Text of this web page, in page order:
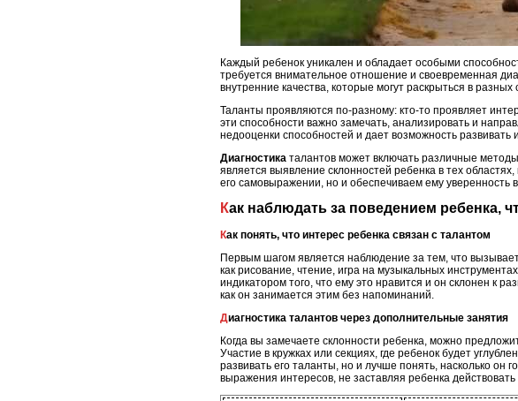
Каждый ребенок уникален и обладает особыми
требуется внимательное отношение и своевременная
внутренние качества, которые могут раскрыться в разных
Таланты проявляются по-разному: кто-то проявляет
эти способности важно замечать, анализировать и
недооценки способностей и дает возможность развивать
Диагностика талантов может включать различные
является выявление склонностей ребенка в тех
его самовыражении, но и обеспечиваем ему уверенность
Как наблюдать за поведением
Как понять, что интерес ребенка связан с талантом
Первым шагом является наблюдение за тем, что
как рисование, чтение, игра на музыкальных
индикатором того, что ему это нравится и он склонен к
как он занимается этим без напоминаний.
Диагностика талантов через дополнительные занятия
Когда вы замечаете склонности ребенка, можно
Участие в кружках или секциях, где ребенок будет
развивать его таланты, но и лучше понять, насколько он
выражения интересов, не заставляя ребенка действовать